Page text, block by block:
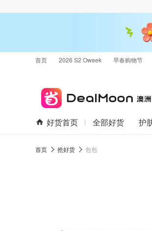
首页 2026 S2 Oweek 早春购物节
好货首页 全部好货 护
首页 抢好货 包包